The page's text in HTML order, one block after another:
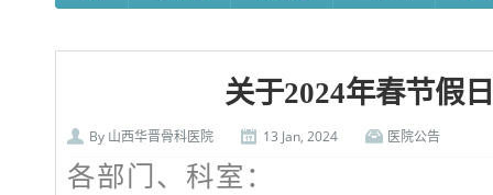
关于2024年春节假
By 山西华晋骨科医院 13 Jan, 2024 医院公告
各部门、科室：